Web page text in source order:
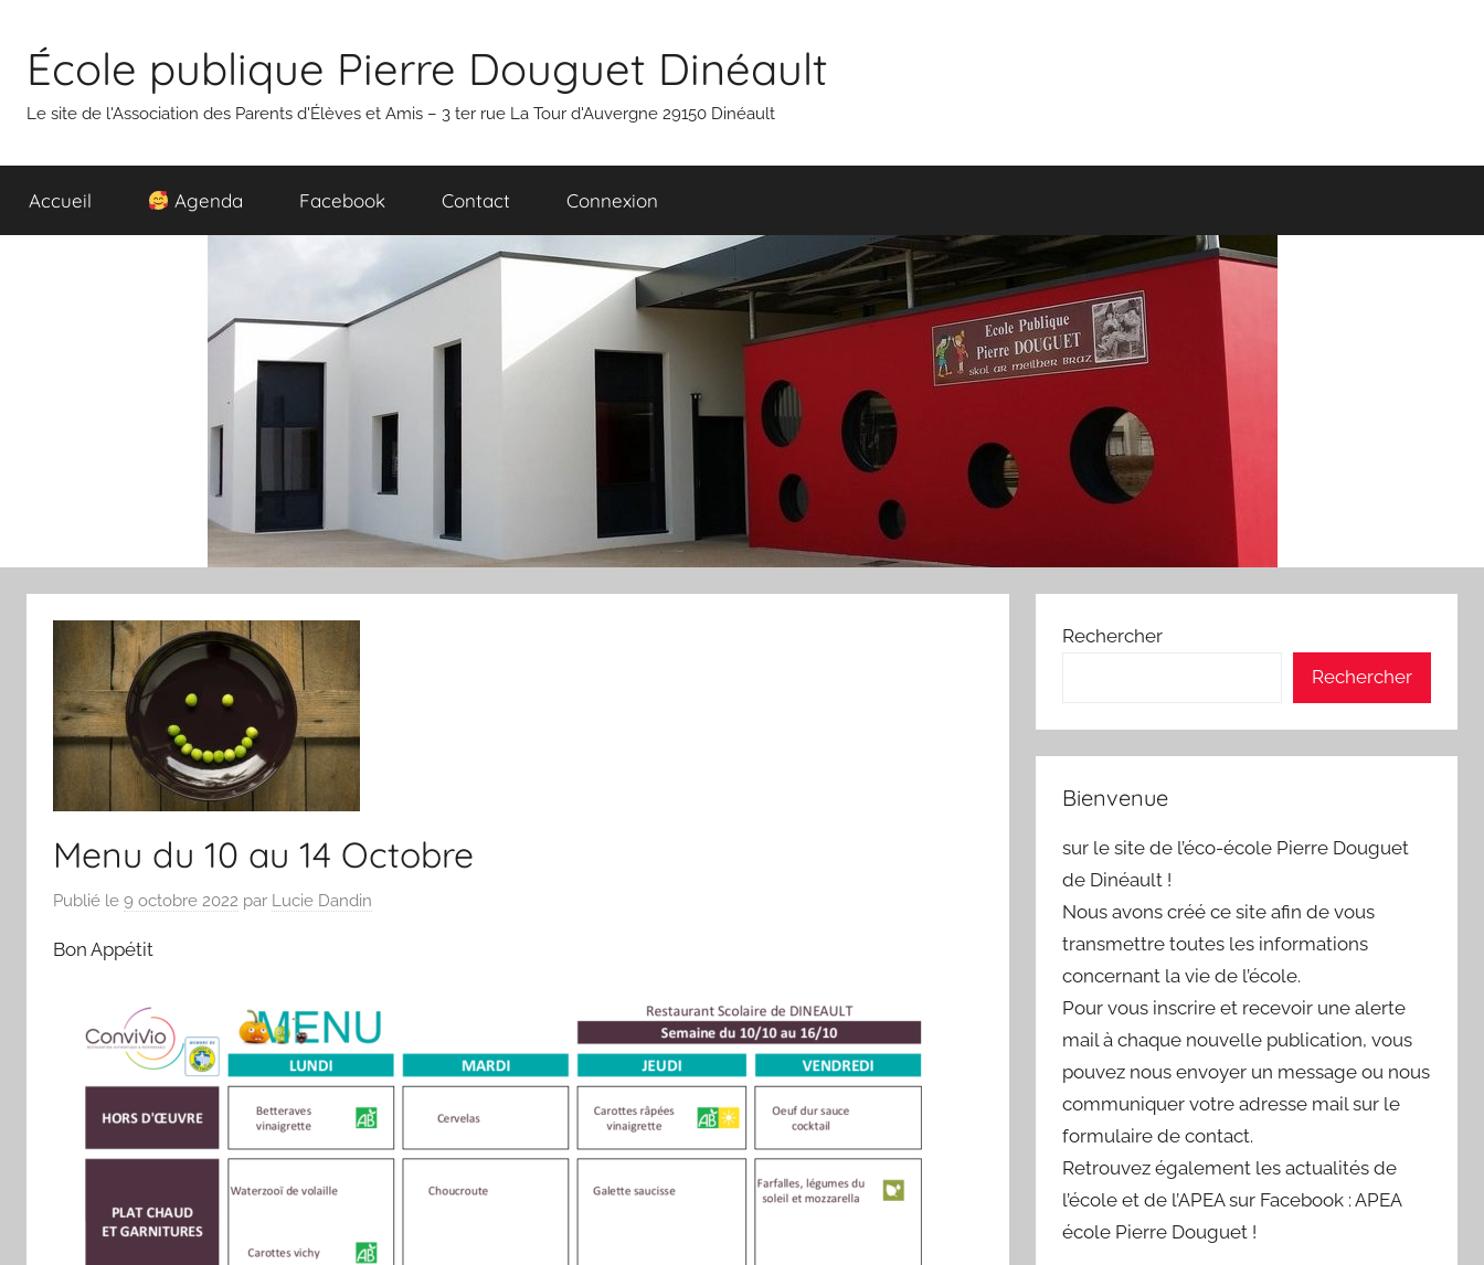
contenu
École publique Pierre Douguet Dinéault
Le site de l'Association des Parents d'Élèves et Amis – 3 ter rue La Tour d'Auvergne 29150 Dinéault
Accueil Agenda Facebook Contact Connexion
Menu du 10 au 14 Octobre
Publié le 9 octobre 2022 par Lucie Dandin
Bon Appétit
Rechercher
Rechercher
Bienvenue
sur le site de l’éco-école Pierre Douguet
de Dinéault !
Nous avons créé ce site afin de vous
transmettre toutes les informations
concernant la vie de l’école.
Pour vous inscrire et recevoir une alerte
mail à chaque nouvelle publication, vous
pouvez nous envoyer un message ou nous
communiquer votre adresse mail sur le
formulaire de contact.
Retrouvez également les actualités de
l’école et de l’APEA sur Facebook : APEA
école Pierre Douguet !